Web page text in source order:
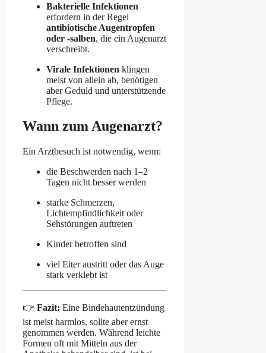
Bakterielle Infektionen
erfordern in der Regel
antibiotische Augentropfen
oder -salben, die ein Augenarzt
verschreibt.
Virale Infektionen klingen
meist von allein ab, benötigen
aber Geduld und unterstützende
Pflege.
Wann zum Augenarzt?
Ein Arztbesuch ist notwendig, wenn:
die Beschwerden nach 1–2
Tagen nicht besser werden
starke Schmerzen,
Lichtempfindlichkeit oder
Sehstörungen auftreten
Kinder betroffen sind
viel Eiter austritt oder das Auge
stark verklebt ist
👉 Fazit: Eine Bindehautentzündung
ist meist harmlos, sollte aber ernst
genommen werden. Während leichte
Formen oft mit Mitteln aus der